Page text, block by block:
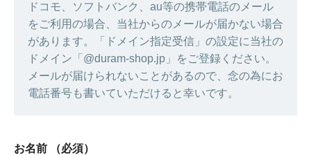
ドコモ、ソフトバンク、au等の携帯電話のメール
をご利用の場合、当社からのメールが届かない場合
があります。「ドメイン指定受信」の設定に当社の
ドメイン「@duram-shop.jp」をご登録ください。
メールが届けられないことがあるので、念の為にお
電話番号も書いていただけると幸いです。
お名前 （必須）